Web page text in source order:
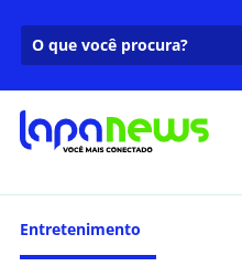
Entretenimento